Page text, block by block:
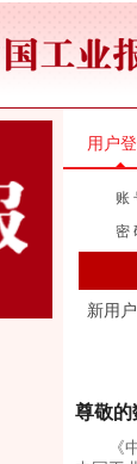
用户
账
密
新用
尊敬的
《